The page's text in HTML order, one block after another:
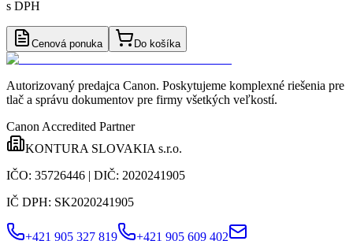
s DPH
Cenová ponuka Do košíka
Autorizovaný predajca Canon. Poskytujeme komplexné riešenia pre
tlač a správu dokumentov pre firmy všetkých veľkostí.
Canon Accredited Partner
KONTURA SLOVAKIA s.r.o.
IČO: 35726446 | DIČ: 2020241905
IČ DPH: SK2020241905
+421 905 327 819
+421 905 609 402